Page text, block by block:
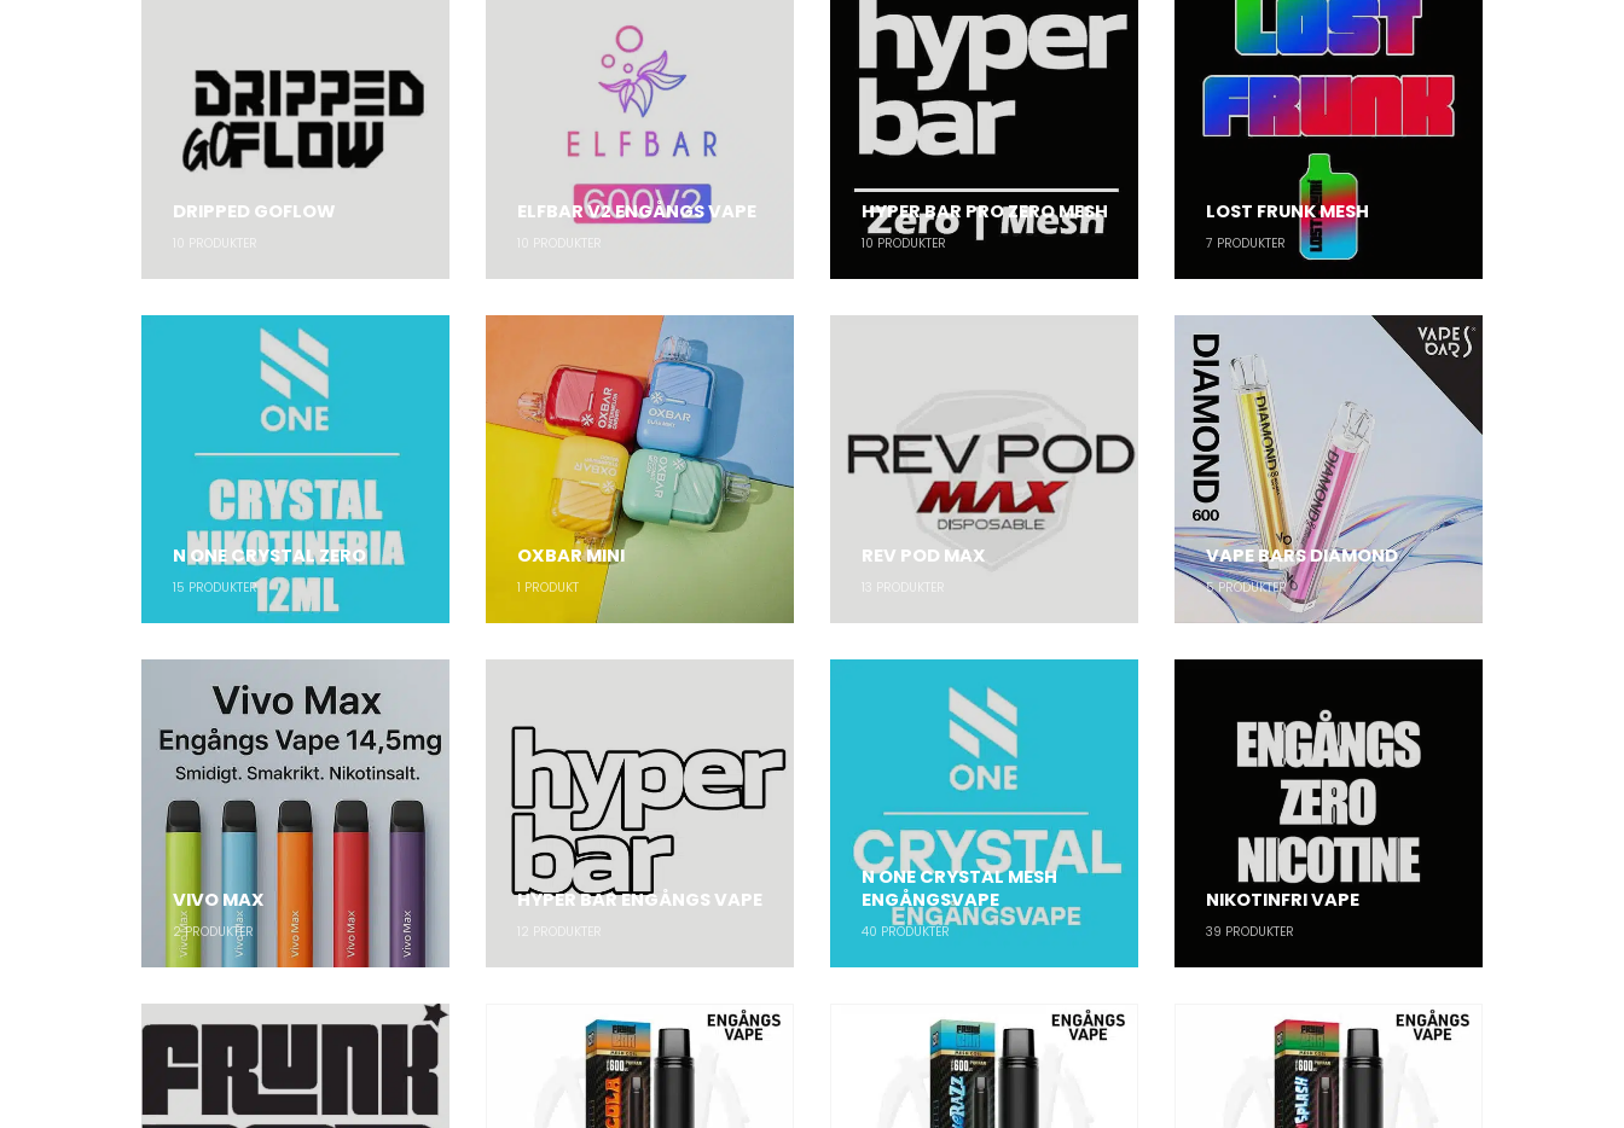
DRIPPED GOFLOW
10 PRODUKTER
ELFBAR V2 ENGÅNGS VAPE
10 PRODUKTER
HYPER BAR PRO ZERO MESH
10 PRODUKTER
LOST FRUNK MESH
7 PRODUKTER
N ONE CRYSTAL ZERO
15 PRODUKTER
OXBAR MINI
1 PRODUKT
REV POD MAX
13 PRODUKTER
VAPE BARS DIAMOND
5PRODUKTER
VIVO MAX
2PRODUKTER
HYPER BAR ENGÅNGS VAPE
12 PRODUKTER
N ONE CRYSTAL MESH
ENGÅNGSVAPE
40 PRODUKTER
NIKOTINFRI VAPE
39 PRODUKTER